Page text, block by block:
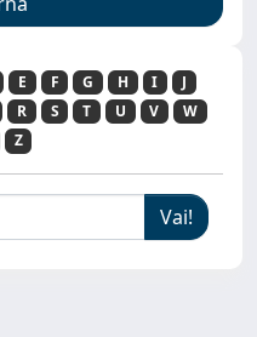
E F G H I
J
R S T U V
W
Z